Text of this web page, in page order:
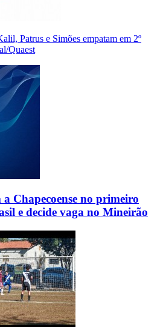
Patrus e Simões empatam em 2º
Quaest
Chapecoense no primeiro
e decide vaga no Mineirão